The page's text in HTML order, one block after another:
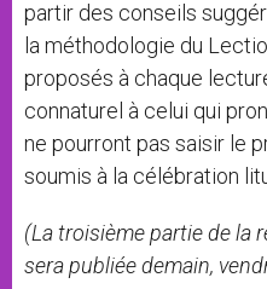
partir des conseils
la méthodologie du
proposés à chaque
connaturel à celui qui
ne pourront pas saisir le
soumis à la célébration
(La troisième partie de la
sera publiée demain,